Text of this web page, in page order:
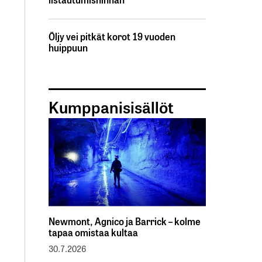
Öljy vei pitkät korot 19 vuoden
huippuun
Kumppanisisällöt
Newmont, Agnico ja Barrick – kolme
tapaa omistaa kultaa
30.7.2026